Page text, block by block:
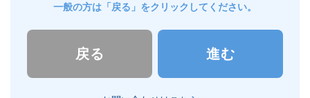
一般の方は「戻る」をクリックしてください。
進む
戻る